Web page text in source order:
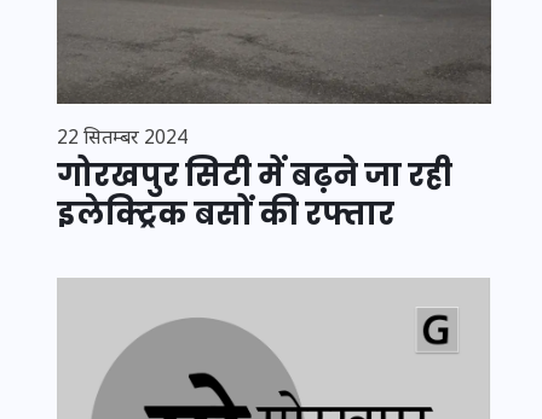
22 सितम्बर 2024
गोरखपुर सिटी में बढ़ने जा रही
इलेक्ट्रिक बसों की रफ्तार